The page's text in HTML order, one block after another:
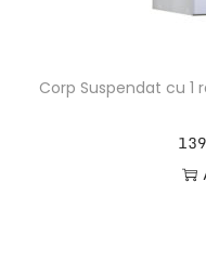
Corp Suspendat cu 1